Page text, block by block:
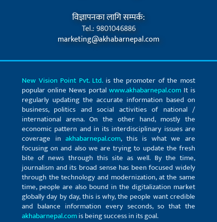
विज्ञापनका लागि सम्पर्क:
Tel.: 9801046886
marketing@akhabarnepal.com
New Vision Point Pvt. Ltd.is the promoter of the most
popular online News portal www.akhabarnepal.comIt is
regularly updating the accurate information based on
business, politics and social activities of national /
international arena. On the other hand, mostly the
economic pattern and in its interdisciplinary issues are
coverage inakhabarnepal.com, this is what we are
focusing on and also we are trying to update the fresh
bite of news through this site as well. By the time,
journalism and its broad sense has been focused widely
through the technology and modernization, at the same
time, people are also bound in the digitalization market
globally day by day, this is why, the people want credible
and balance information every seconds, so that the
akhabarnepal.comis being success in its goal.